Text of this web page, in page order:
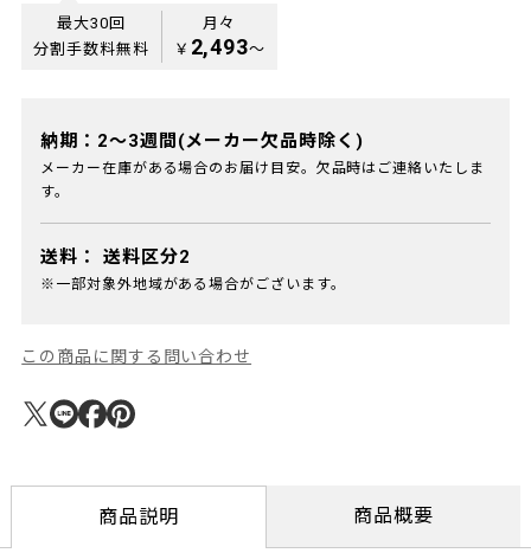
最大30回
分割手数料無料
月々
￥ 2,493〜
納期：2～3週間(メーカー欠品時除く)
メーカー在庫がある場合のお届け目安。欠品時はご連絡いたしま
す。
送料： 送料区分2
※一部対象外地域がある場合がございます。
この商品に関する問い合わせ
商品説明 商品概要